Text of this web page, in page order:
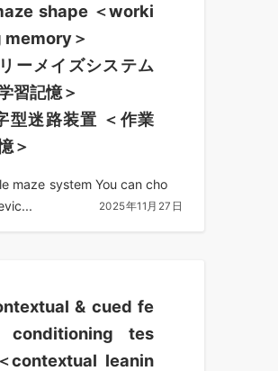
shape ＜worki
memory＞
ーメイズシステム
習記憶＞
型迷路装置 ＜作業
＞
maze system You can cho
2025年11月27日
& cued fe
conditioning tes
contextual leanin